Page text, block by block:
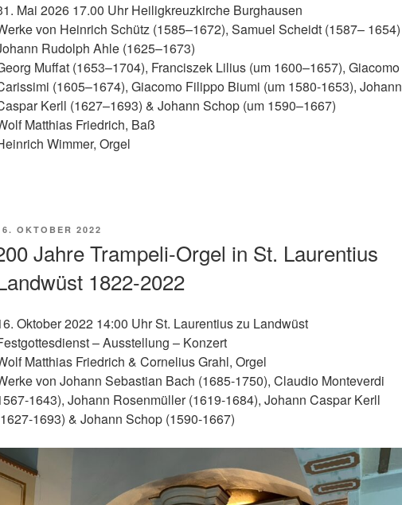
Mai 2026 17.00 Uhr Heiligkreuzkirche Burghausen
von Heinrich Schütz (1585–1672), Samuel Scheidt (1587– 1654)
Rudolph Ahle (1625–1673)
Muffat (1653–1704), Franciszek Lilius (um 1600–1657), Giacomo
(1605–1674), Giacomo Filippo Biumi (um 1580-1653), Johann
Kerll (1627–1693) & Johann Schop (um 1590–1667)
Matthias Friedrich, Baß
Wimmer, Orgel
OKTOBER 2022
Jahre Trampeli-Orgel in St. Laurentius
1822-2022
Oktober 2022 14:00 Uhr St. Laurentius zu Landwüst
– Ausstellung – Konzert
Matthias Friedrich & Cornelius Grahl, Orgel
von Johann Sebastian Bach (1685-1750), Claudio Monteverdi
1643), Johann Rosenmüller (1619-1684), Johann Caspar Kerll
1693) & Johann Schop (1590-1667)